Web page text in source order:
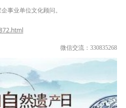
事业单位文化顾问。
微信交流：330835268